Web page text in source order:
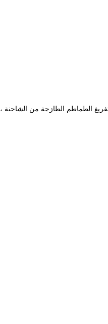
الطماطم الطازجة من الشاحنة ،